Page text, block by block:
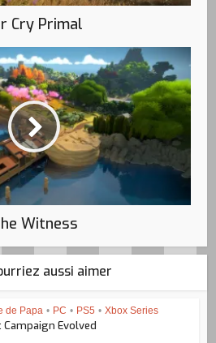
Cry Primal
Witness
aussi aimer
de Papa • PC • PS5 • Xbox Series
Campaign Evolved